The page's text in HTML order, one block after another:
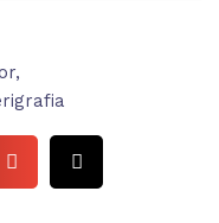
,